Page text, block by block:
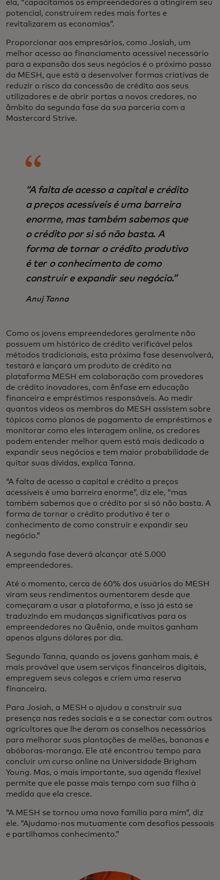
ela, “capacitamos os empreendedores a atingirem seu
potencial, construírem redes mais fortes e
revitalizarem as economias”.
Proporcionar aos empresários, como Josiah, um
melhor acesso ao financiamento acessível necessário
para a expansão dos seus negócios é o próximo passo
da MESH, que está a desenvolver formas criativas de
reduzir o risco da concessão de crédito aos seus
utilizadores e de abrir portas a novos credores, no
âmbito da segunda fase da sua parceria com a
Mastercard Strive.
“A falta de acesso a capital e crédito
a preços acessíveis é uma barreira
enorme, mas também sabemos que
o crédito por si só não basta. A
forma de tornar o crédito produtivo
é ter o conhecimento de como
construir e expandir seu negócio.”
Anuj Tanna
Como os jovens empreendedores geralmente não
possuem um histórico de crédito verificável pelos
métodos tradicionais, esta próxima fase desenvolverá,
testará e lançará um produto de crédito na
plataforma MESH em colaboração com provedores
de crédito inovadores, com ênfase em educação
financeira e empréstimos responsáveis. Ao medir
quantos vídeos os membros do MESH assistem sobre
tópicos como planos de pagamento de empréstimos e
monitorar como eles interagem online, os credores
podem entender melhor quem está mais dedicado a
expandir seus negócios e tem maior probabilidade de
quitar suas dívidas, explica Tanna.
“A falta de acesso a capital e crédito a preços
acessíveis é uma barreira enorme”, diz ele, “mas
também sabemos que o crédito por si só não basta. A
forma de tornar o crédito produtivo é ter o
conhecimento de como construir e expandir seu
negócio.”
A segunda fase deverá alcançar até 5.000
empreendedores.
Até o momento, cerca de 60% dos usuários do MESH
viram seus rendimentos aumentarem desde que
começaram a usar a plataforma, e isso já está se
traduzindo em mudanças significativas para os
empreendedores no Quênia, onde muitos ganham
apenas alguns dólares por dia.
Segundo Tanna, quando os jovens ganham mais, é
mais provável que usem serviços financeiros digitais,
empreguem seus colegas e criem uma reserva
financeira.
Para Josiah, a MESH o ajudou a construir sua
presença nas redes sociais e a se conectar com outros
agricultores que lhe deram os conselhos necessários
para melhorar suas plantações de melões, bananas e
abóboras-moranga. Ele até encontrou tempo para
concluir um curso online na Universidade Brigham
Young. Mas, o mais importante, sua agenda flexível
permite que ele passe mais tempo com sua filha à
medida que ela cresce.
“A MESH se tornou uma nova família para mim”, diz
ele. “Ajudamo-nos mutuamente com desafios pessoais
e partilhamos conhecimento.”